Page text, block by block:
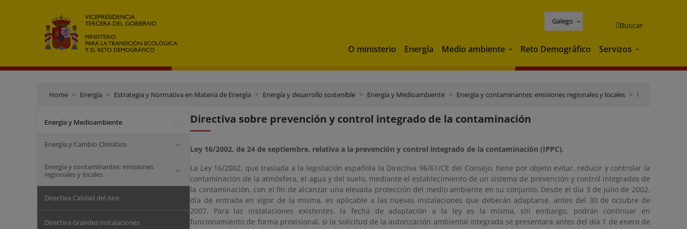
Galego Buscar
O ministerio Energía Medio ambiente Medio ambiente
Reto Demográfico Servizos Servizos
Home Energía Estrategia y Normativa en Materia de Energía Energía y desarrollo sostenible Energía y Medioambiente Energía y contaminantes: emisiones regionales y locales Directiva sobre prevención y control integrado de la contaminación
Energía y Medioambiente
Energía y Cambio Climático
Energía y contaminantes: emisiones
regionales y locales
Directiva Calidad del Aire
Directiva Grandes Instalaciones
Directiva sobre prevención y control integrado de la contaminación
Ley 16/2002, de 24 de septiembre, relativa a la prevención y control integrado de la contaminación (IPPC).
La Ley 16/2002, que traslada a la legislación española la Directiva 96/61/CE del Consejo, tiene por objeto evitar, reducir y controlar la
contaminación de la atmósfera, el agua y del suelo, mediante el establecimiento de un sistema de prevención y control integrados de
la contaminación, con el fin de alcanzar una elevada protección del medio ambiente en su conjunto. Desde el día 3 de julio de 2002,
día de entrada en vigor de la misma, es aplicable a las nuevas instalaciones que deberán adaptarse, antes del 30 de octubre de
2007. Para las instalaciones existentes, la fecha de adaptación a la ley es la misma, sin embargo, podrán continuar en
funcionamiento de forma provisional, si la solicitud de la autorización ambiental integrada se presentara antes del día 1 de enero de